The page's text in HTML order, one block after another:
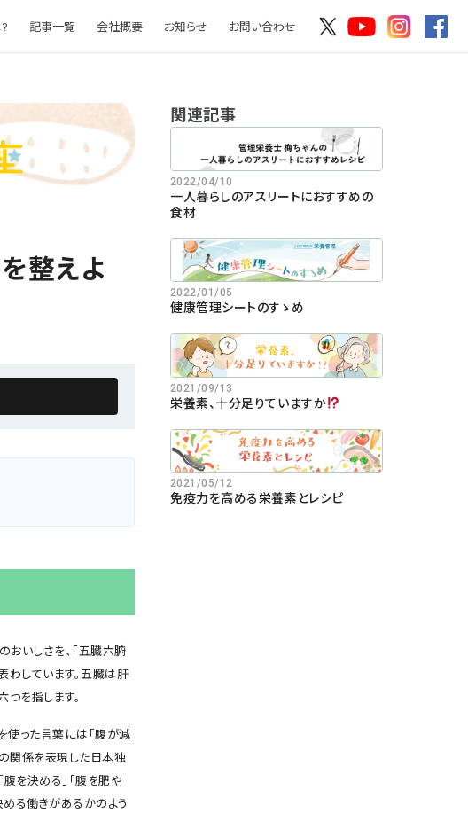
記事一覧 会社概要 お知らせ お問い合わせ
整えよ
いしさを、「五臓六腑
わしています。五臓は肝
つを指します。
使った言葉には「腹が減
の関係を表現した日本独
腹を決める」「腹を肥や
める働きがあるかのよう
関連記事
2022/04/10
一人暮らしのアスリートにおすすめの
食材
2022/01/05
健康管理シートのすゝめ
2021/09/13
栄養素、十分足りていますか
2021/05/12
免疫力を高める栄養素とレシピ